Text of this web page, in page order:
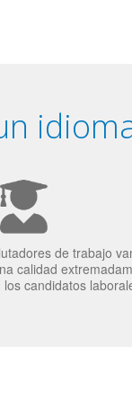
de trabajo
calidad
candidatos